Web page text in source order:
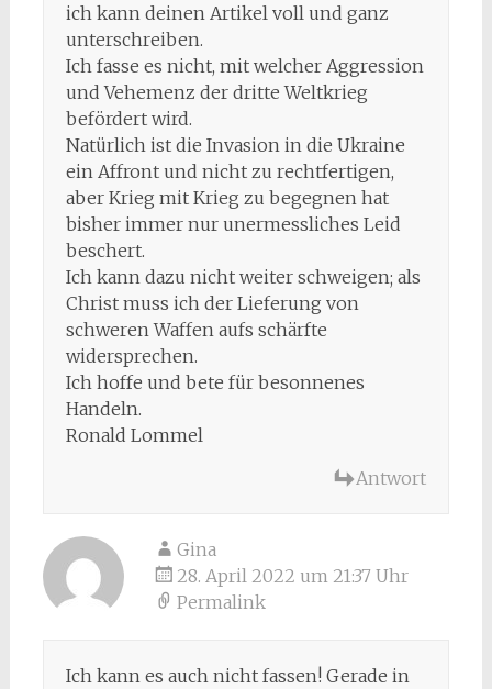
ich kann deinen Artikel voll und ganz
unterschreiben.
Ich fasse es nicht, mit welcher Aggression
und Vehemenz der dritte Weltkrieg
befördert wird.
Natürlich ist die Invasion in die Ukraine
ein Affront und nicht zu rechtfertigen,
aber Krieg mit Krieg zu begegnen hat
bisher immer nur unermessliches Leid
beschert.
Ich kann dazu nicht weiter schweigen; als
Christ muss ich der Lieferung von
schweren Waffen aufs schärfte
widersprechen.
Ich hoffe und bete für besonnenes
Handeln.
Ronald Lommel
Antwort
Gina
28. April 2022 um 21:37 Uhr
Permalink
Ich kann es auch nicht fassen! Gerade in